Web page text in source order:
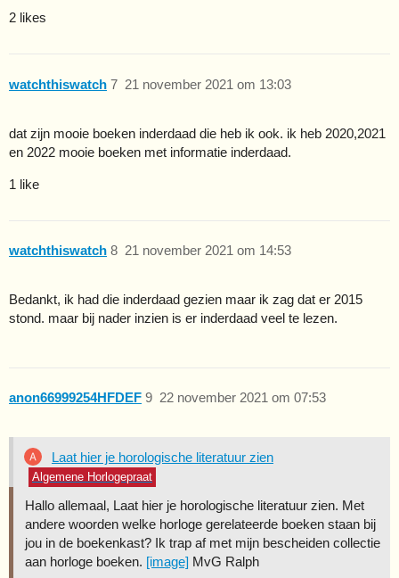
2 likes
watchthiswatch 21 november 2021 om 13:03
7
dat zijn mooie boeken inderdaad die heb ik ook. ik heb 2020,2021
en 2022 mooie boeken met informatie inderdaad.
1 like
watchthiswatch 21 november 2021 om 14:53
8
Bedankt, ik had die inderdaad gezien maar ik zag dat er 2015
stond. maar bij nader inzien is er inderdaad veel te lezen.
anon66999254HFDEF 22 november 2021 om 07:53
9
Laat hier je horologische literatuur zien
Algemene Horlogepraat
Hallo allemaal, Laat hier je horologische literatuur zien. Met
andere woorden welke horloge gerelateerde boeken staan bij
jou in de boekenkast? Ik trap af met mijn bescheiden collectie
aan horloge boeken. [image] MvG Ralph